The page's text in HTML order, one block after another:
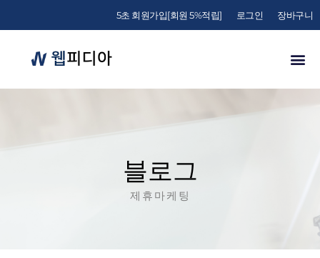
5초 회원가입[회원 5%적립] 로그인 장바구니
블로그
제휴마케팅